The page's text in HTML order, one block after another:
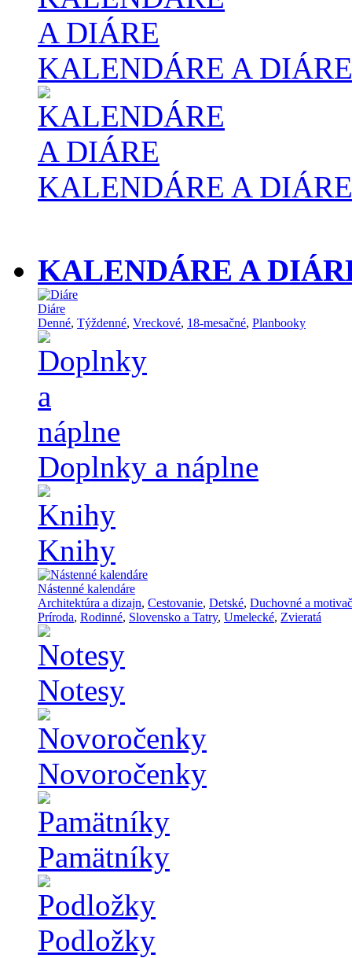
KALENDÁRE A DIÁRE
KALENDÁRE A DIÁRE
KALENDÁRE A
Diáre
Denné, Týždenné, Vreckové, 18-mesačné, Planbooky
Doplnky a náplne
Knihy
Nástenné kalendáre
Architektúra a dizajn, Cestovanie, Detské, Duchovné a
Príroda, Rodinné, Slovensko a Tatry, Umelecké, Zvieratá
Notesy
Novoročenky
Pamätníky
Podložky